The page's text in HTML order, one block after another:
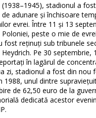
stadionul a
adunare și închisoare
evrei. Între 11 și 13
peste o mie de
fost reținuți sub tribunele
Pe 30 septembrie,
în lagărul de
zi, stadionul a fost din nou
1988, unul dintre
de 62,50 euro de la
dedicată acestor